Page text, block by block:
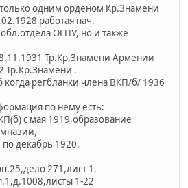
одним орденом Кр.Знамени
работая нач.
ОГПУ, но и также
Тр.Кр.Знамени Армении
Тр.Кр.Знамени .
регбланки члена ВКП/б/ 1936
по нему есть:
с мая 1919,образование
по декабрь 1920.
271,лист 1.
1-22